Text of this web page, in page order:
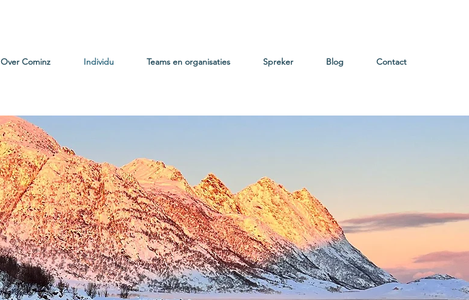
Over Cominz Individu Teams en organisaties Spreker Blog Contact